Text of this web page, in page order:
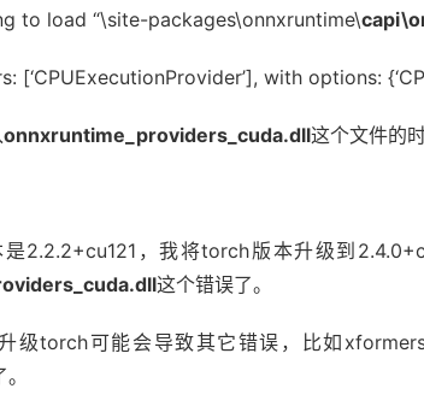
to load “\site-packages\onnxruntime\
[‘CPUExecutionProvider’], with options:
onnxruntime_providers_cuda.dll这个文件的
2.2.2+cu121，我将torch版本升级到
这个错误了。
级torch可能会导致其它错误，比如